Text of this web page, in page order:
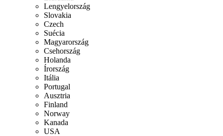
Lengyelország
Slovakia
Czech
Suécia
Magyarország
Csehország
Holanda
Írország
Itália
Portugal
Ausztria
Finland
Norway
Kanada
USA